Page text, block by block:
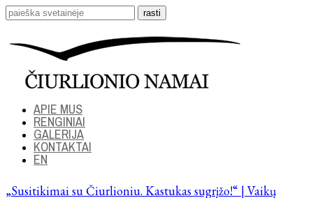
APIE MUS
RENGINIAI
GALERIJA
KONTAKTAI
EN
„Susitikimai su Čiurlioniu. Kastukas sugrįžo!“ | Vaikų